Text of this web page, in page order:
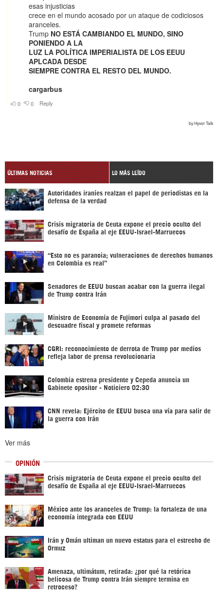
ÚLTIMAS NOTICIAS LO MÁS LEÍDO
Autoridades iraníes realzan el papel de periodistas en la
defensa de la verdad
Crisis migratoria de Ceuta expone el precio oculto del
desafío de España al eje EEUU-Israel-Marruecos
“Esto no es paranoia; vulneraciones de derechos humanos
en Colombia es real”
Senadores de EEUU buscan acabar con la guerra ilegal
de Trump contra Irán
Ministro de Economía de Fujimori culpa al pasado del
descuadre fiscal y promete reformas
CGRI: reconocimiento de derrota de Trump por medios
refleja labor de prensa revolucionaria
Colombia estrena presidente y Cepeda anuncia un
Gabinete opositor - Noticiero 02:30
CNN revela: Ejército de EEUU busca una vía para salir de
la guerra con Irán
Ver más
OPINIÓN
Crisis migratoria de Ceuta expone el precio oculto del
desafío de España al eje EEUU-Israel-Marruecos
México ante los aranceles de Trump: la fortaleza de una
economía integrada con EEUU
Irán y Omán ultiman un nuevo estatus para el estrecho de
Ormuz
Amenaza, ultimátum, retirada: ¿por qué la retórica
belicosa de Trump contra Irán siempre termina en
retroceso?